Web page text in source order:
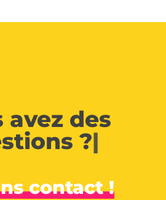
avez des
?|
contact !